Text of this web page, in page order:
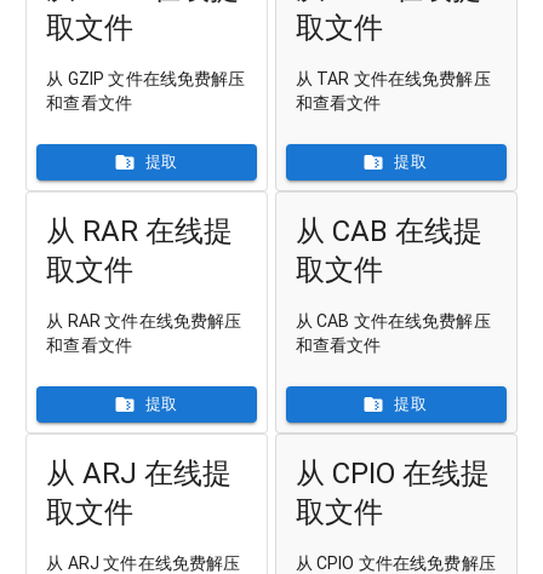
取文件
从 GZIP 文件在线免费解压
和查看文件
提取
取文件
从 TAR 文件在线免费解压
和查看文件
提取
从 RAR 在线提
取文件
从 RAR 文件在线免费解压
和查看文件
提取
从 CAB 在线提
取文件
从 CAB 文件在线免费解压
和查看文件
提取
从 ARJ 在线提
取文件
从 ARJ 文件在线免费解压
从 CPIO 在线提
取文件
从 CPIO 文件在线免费解压